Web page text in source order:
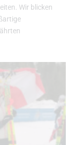
Wir blicken